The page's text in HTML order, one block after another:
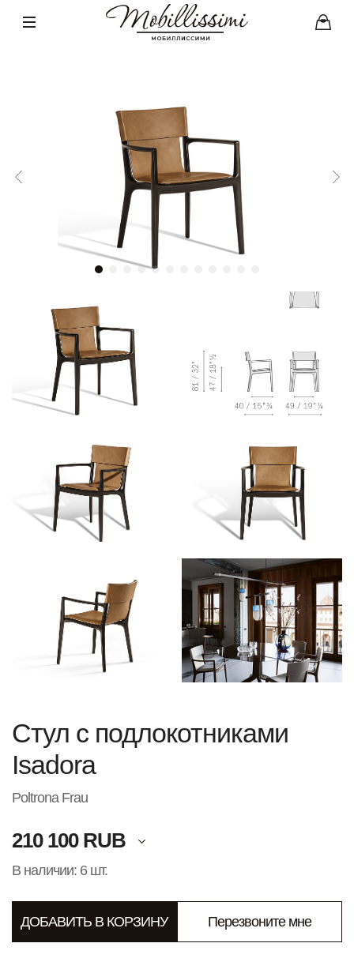
Стул с подлокотниками
Isadora
Poltrona Frau
210 100 RUB
В наличии: 6 шт.
ДОБАВИТЬ В КОРЗИНУ Перезвоните мне